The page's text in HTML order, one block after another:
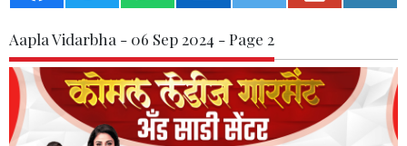
Aapla Vidarbha - 06 Sep 2024 - Page 2